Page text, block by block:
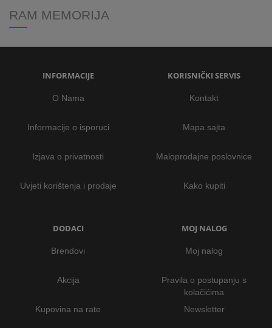
RAM MEMORIJA
INFORMACIJE
O Nama
Informacije o isporuci
Izjava o privatnosti
Uvjeti korištenja i prodaje
KORISNIČKI SERVIS
Kontakt
Mapa sajta
Maloprodajne poslovnice
Kako kupiti
DODACI
Brendovi
Akcija
Kupovina na rate
MOJ NALOG
Moj nalog
Pravila o postupanju s
kolačićima
Newsletter